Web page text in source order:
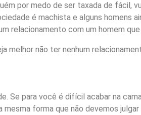
por medo de ser taxada de fácil,
é machista e alguns homens
relacionamento com um homem
melhor não ter nenhum
Se para você é difícil acabar na
forma que não devemos